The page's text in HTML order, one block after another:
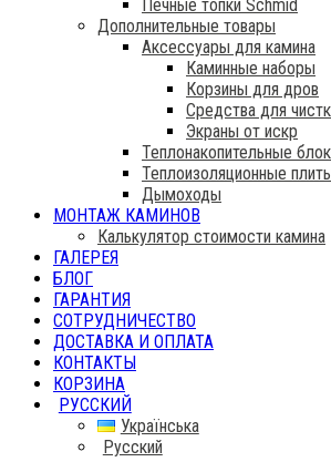
Печные топки Schmid
Дополнительные товары
Аксессуары для камина
Каминные наборы
Корзины для дров
Средства для
Экраны от искр
Теплонакопительные
Теплоизоляционные
Дымоходы
МОНТАЖ КАМИНОВ
Калькулятор стоимости камина
ГАЛЕРЕЯ
БЛОГ
ГАРАНТИЯ
СОТРУДНИЧЕСТВО
ДОСТАВКА И ОПЛАТА
КОНТАКТЫ
КОРЗИНА
РУССКИЙ
Українська
Русский